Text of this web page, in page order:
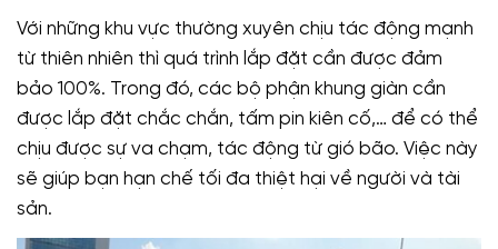
Với những khu vực thường xuyên chịu tác động mạnh
từ thiên nhiên thì quá trình lắp đặt cần được đảm
bảo 100%. Trong đó, các bộ phận khung giàn cần
được lắp đặt chắc chắn, tấm pin kiên cố,… để có thể
chịu được sự va chạm, tác động từ gió bão. Việc này
sẽ giúp bạn hạn chế tối đa thiệt hại về người và tài
sản.